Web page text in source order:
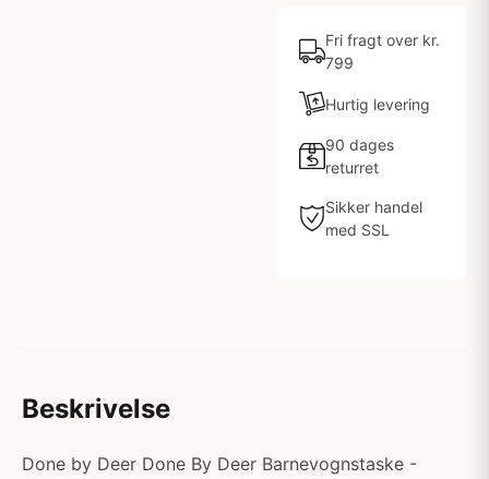
Fri fragt over kr.
799
Hurtig levering
90 dages
returret
Sikker handel
med SSL
Beskrivelse
Done by Deer Done By Deer Barnevognstaske -